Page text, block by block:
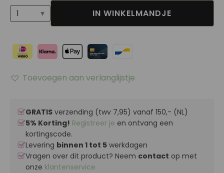
Texturizing
IN WINKELMANDJE
Toevoegen aan verlanglijstje
GRATIS verzending (twv 7,95) vanaf 150,- (NL)
5% Korting! Registreer je en ontvang een
kortingscode.
Levering binnen 1 tot 5 werkdagen
Vragen over dit product? Neem contact op met
onze klantenservice